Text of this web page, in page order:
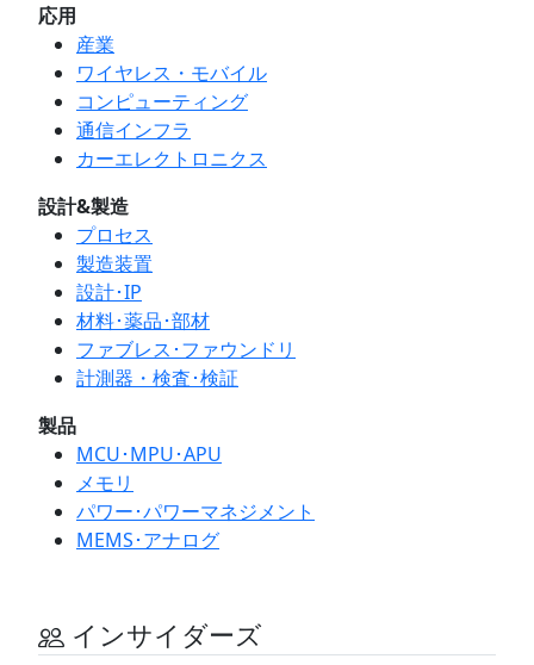
応用
産業
ワイヤレス・モバイル
コンピューティング
通信インフラ
カーエレクトロニクス
設計&製造
プロセス
製造装置
設計･IP
材料･薬品･部材
ファブレス･ファウンドリ
計測器・検査･検証
製品
MCU･MPU･APU
メモリ
パワー･パワーマネジメント
MEMS･アナログ
インサイダーズ